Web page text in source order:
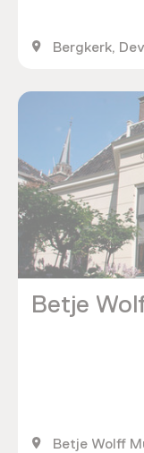
Bergkerk,
Betje
Betje Wolff